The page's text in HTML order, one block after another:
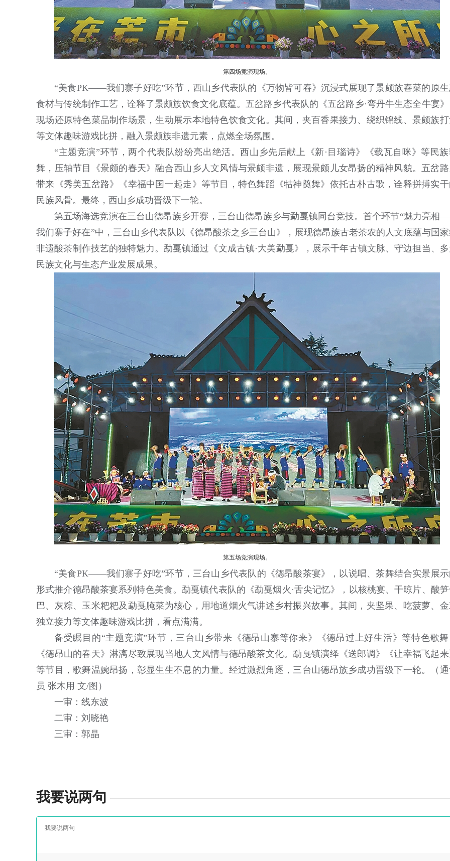
第四场竞演现场。
“美食PK——我们寨子好吃”环节，西山乡代表队的《万物皆可舂》沉浸式展现了景颇族舂菜的原
食材与传统制作工艺，诠释了景颇族饮食文化底蕴。五岔路乡代表队的《五岔路乡·弯丹牛生态全牛宴》
现场还原特色菜品制作场景，生动展示本地特色饮食文化。其间，夹百香果接力、绕织锦线、景颇族
等文体趣味游戏比拼，融入景颇族非遗元素，点燃全场氛围。
“主题竞演”环节，两个代表队纷纷亮出绝活。西山乡先后献上《新·目瑙诗》《载瓦自咪》等民
舞，压轴节目《景颇的春天》融合西山乡人文风情与景颇非遗，展现景颇儿女昂扬的精神风貌。五岔
带来《秀美五岔路》《幸福中国一起走》等节目，特色舞蹈《牯神奠舞》依托古朴古歌，诠释拼搏实
民族风骨。最终，西山乡成功晋级下一轮。
第五场海选竞演在三台山德昂族乡开赛，三台山德昂族乡与勐戛镇同台竞技。首个环节“魅力亮相
我们寨子好在”中，三台山乡代表队以《德昂酸茶之乡三台山》，展现德昂族古老茶农的人文底蕴与国
非遗酸茶制作技艺的独特魅力。勐戛镇通过《文成古镇·大美勐戛》，展示千年古镇文脉、守边担当、
民族文化与生态产业发展成果。
第五场竞演现场。
“美食PK——我们寨子好吃”环节，三台山乡代表队的《德昂酸茶宴》，以说唱、茶舞结合实景展
形式推介德昂酸茶宴系列特色美食。勐戛镇代表队的《勐戛烟火·舌尖记忆》，以核桃宴、干晾片、酸
巴、灰粽、玉米粑粑及勐戛腌菜为核心，用地道烟火气讲述乡村振兴故事。其间，夹坚果、吃菠萝、
独立接力等文体趣味游戏比拼，看点满满。
备受瞩目的“主题竞演”环节，三台山乡带来《德昂山寨等你来》《德昂过上好生活》等特色歌舞
《德昂山的春天》淋漓尽致展现当地人文风情与德昂酸茶文化。勐戛镇演绎《送郎调》《让幸福飞起来
等节目，歌舞温婉昂扬，彰显生生不息的力量。经过激烈角逐，三台山德昂族乡成功晋级下一轮。（
员 张木用 文/图）
一审：线东波
二审：刘晓艳
三审：郭晶
我要说两句